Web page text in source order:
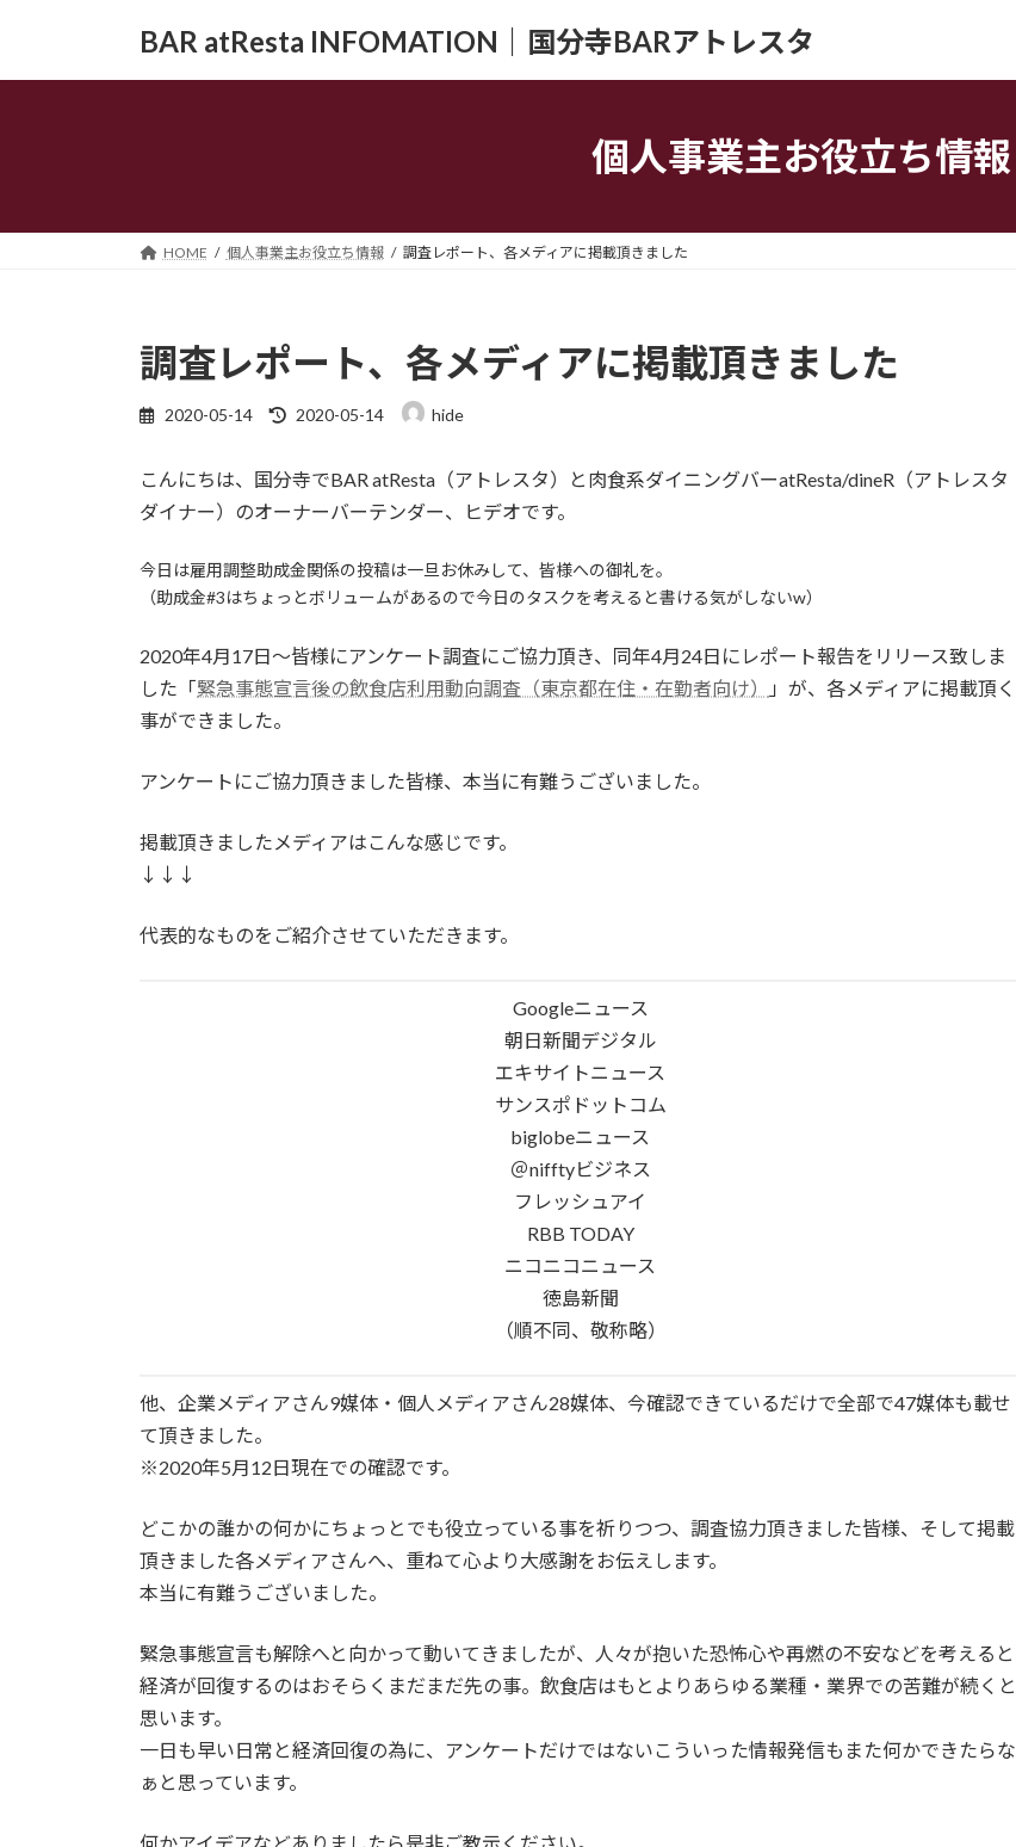
BAR atResta INFOMATION｜国分寺BARアトレスタ
個人事業主お役立ち情報
HOME 個人事業主お役立ち情報 調査レポート、各メディアに掲載頂きました
調査レポート、各メディアに掲載頂きました
2020-05-14
最
新
日
2020-05-14 hide
こんにちは、国分寺でBAR atResta（アトレスタ）と肉食系ダイニングバーatResta/dineR（アトレスタ
ダイナー）のオーナーバーテンダー、ヒデオです。
今日は雇用調整助成金関係の投稿は一旦お休みして、皆様への御礼を。
（助成金#3はちょっとボリュームがあるので今日のタスクを考えると書ける気がしないw）
2020年4月17日～皆様にアンケート調査にご協力頂き、同年4月24日にレポート報告をリリース致しま
した「緊急事態宣言後の飲食店利用動向調査（東京都在住・在勤者向け）
」が、各メディアに掲載頂く
事ができました。
アンケートにご協力頂きました皆様、本当に有難うございました。
掲載頂きましたメディアはこんな感じです。
↓↓↓
代表的なものをご紹介させていただきます。
Googleニュース
朝日新聞デジタル
エキサイトニュース
サンスポドットコム
biglobeニュース
＠nifftyビジネス
フレッシュアイ
RBB TODAY
ニコニコニュース
徳島新聞
（順不同、敬称略）
他、企業メディアさん9媒体・個人メディアさん28媒体、今確認できているだけで全部で47媒体も載せ
て頂きました。
※2020年5月12日現在での確認です。
どこかの誰かの何かにちょっとでも役立っている事を祈りつつ、調査協力頂きました皆様、そして掲載
頂きました各メディアさんへ、重ねて心より大感謝をお伝えします。
本当に有難うございました。
緊急事態宣言も解除へと向かって動いてきましたが、人々が抱いた恐怖心や再燃の不安などを考えると
経済が回復するのはおそらくまだまだ先の事。飲食店はもとよりあらゆる業種・業界での苦難が続くと
思います。
一日も早い日常と経済回復の為に、アンケートだけではないこういった情報発信もまた何かできたらな
ぁと思っています。